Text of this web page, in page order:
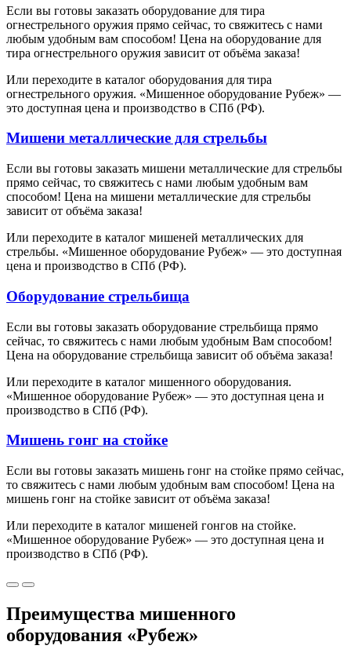
Если вы готовы заказать оборудование для тира
огнестрельного оружия прямо сейчас, то свяжитесь с нами
любым удобным вам способом! Цена на оборудование для
тира огнестрельного оружия зависит от объёма заказа!
Или переходите в каталог оборудования для тира
огнестрельного оружия. «Мишенное оборудование Рубеж» —
это доступная цена и производство в СПб (РФ).
Мишени металлические для стрельбы
Если вы готовы заказать мишени металлические для стрельбы
прямо сейчас, то свяжитесь с нами любым удобным вам
способом! Цена на мишени металлические для стрельбы
зависит от объёма заказа!
Или переходите в каталог мишеней металлических для
стрельбы. «Мишенное оборудование Рубеж» — это доступная
цена и производство в СПб (РФ).
Оборудование стрельбища
Если вы готовы заказать оборудование стрельбища прямо
сейчас, то свяжитесь с нами любым удобным Вам способом!
Цена на оборудование стрельбища зависит об объёма заказа!
Или переходите в каталог мишенного оборудования.
«Мишенное оборудование Рубеж» — это доступная цена и
производство в СПб (РФ).
Мишень гонг на стойке
Если вы готовы заказать мишень гонг на стойке прямо сейчас,
то свяжитесь с нами любым удобным вам способом! Цена на
мишень гонг на стойке зависит от объёма заказа!
Или переходите в каталог мишеней гонгов на стойке.
«Мишенное оборудование Рубеж» — это доступная цена и
производство в СПб (РФ).
Преимущества мишенного
оборудования «Рубеж»